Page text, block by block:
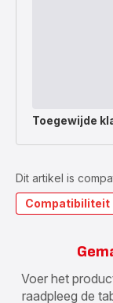
Toegewijde
Dit artikel is
Compatibiliteit
Voer het
raadpleeg de